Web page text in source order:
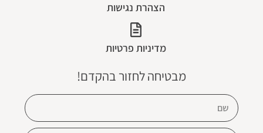
הצהרת נגישות
מדיניות פרטיות
מבטיחה לחזור בהקדם!